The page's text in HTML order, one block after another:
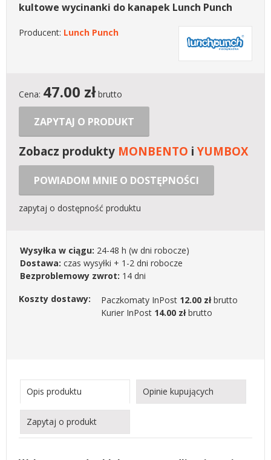
kultowe wycinanki do kanapek Lunch Punch
Producent: Lunch Punch
Cena: 47.00 złbrutto
ZAPYTAJ O PRODUKT
Zobacz produkty MONBENTO iYUMBOX
POWIADOM MNIE O DOSTĘPNOŚCI
zapytaj o dostępność produktu
Wysyłka w ciągu: 24-48 h (w dni robocze)
Dostawa: czas wysyłki + 1-2 dni robocze
Bezproblemowy zwrot: 14 dni
Koszty dostawy:
Paczkomaty InPost 12.00 złbrutto
Kurier InPost 14.00 złbrutto
Opis produktu Opinie kupujących
Zapytaj o produkt